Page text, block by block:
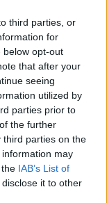
third parties, or
for
below opt-out
that after your
seeing
utilized by
parties prior to
the further
third parties on the
information may
IAB’s List of
it to other
ancora fino a
mete più